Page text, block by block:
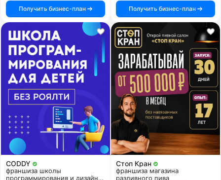
Получить бизнес-план
Получить бизнес-план
CODDY
франшиза школы
программирования и дизайна
Стоп Кран
франшиза магазина
разливного пива